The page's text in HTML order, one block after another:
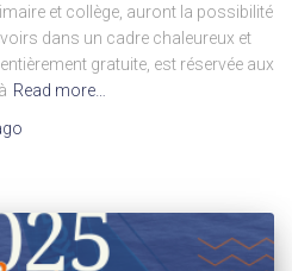
et collège, auront la possibilité
dans un cadre chaleureux et
gratuite, est réservée aux
Read more…